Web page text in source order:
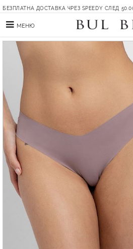
БЕЗПЛАТНА ДОСТАВКА ЧРЕЗ SPEEDY СЛЕД
МЕНЮ